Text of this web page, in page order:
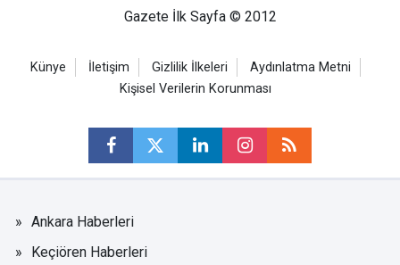
Gazete İlk Sayfa © 2012
Künye İletişim Gizlilik İlkeleri
Aydınlatma Metni
Kişisel Verilerin Korunması
Ankara Haberleri
Keçiören Haberleri